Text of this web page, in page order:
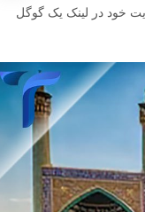
خود در لینک یک گوگل